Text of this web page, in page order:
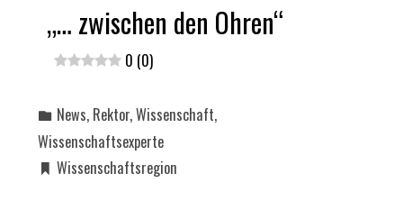
„… zwischen den Ohren“
0 (0)
News, Rektor,Wissenschaft,
Wissenschaftsexperte
Wissenschaftsregion